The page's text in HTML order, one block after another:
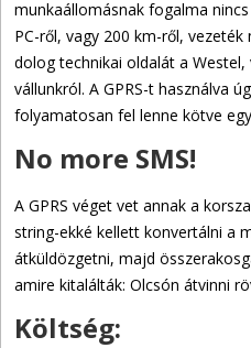
munkaállomásnak fogalma
PC-ről, vagy 200 km-ről,
dolog technikai oldalát a Westel,
vállunkról. A GPRS-t használva
folyamatosan fel lenne kötve
No more SMS!
A GPRS véget vet annak a
string-ekké kellett konvertálni a
átküldözgetni, majd
amire kitalálták: Olcsón átvinni
Költség: